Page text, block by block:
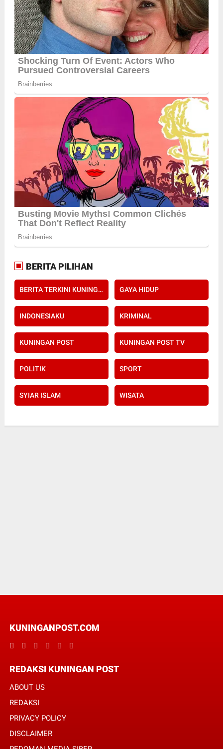
BERITA PILIHAN
BERITA TERKINI KUNINGAN POST GAYA HIDUP
INDONESIAKU KRIMINAL
KUNINGAN POST KUNINGAN POST TV
POLITIK SPORT
SYIAR ISLAM WISATA
KUNINGANPOST.COM
REDAKSI KUNINGAN POST
ABOUT US
REDAKSI
PRIVACY POLICY
DISCLAIMER